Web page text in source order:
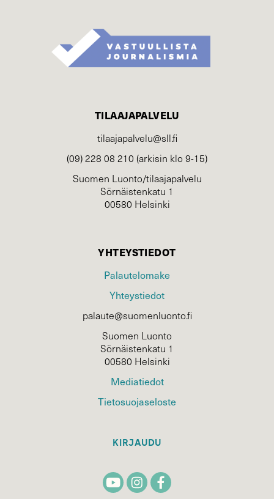
TILAAJAPALVELU
tilaajapalvelu@sll.fi
(09) 228 08 210 (arkisin klo 9-15)
Suomen Luonto/tilaajapalvelu
Sörnäistenkatu 1
00580 Helsinki
YHTEYSTIEDOT
Palautelomake
Yhteystiedot
palaute@suomenluonto.fi
Suomen Luonto
Sörnäistenkatu 1
00580 Helsinki
Mediatiedot
Tietosuojaseloste
KIRJAUDU